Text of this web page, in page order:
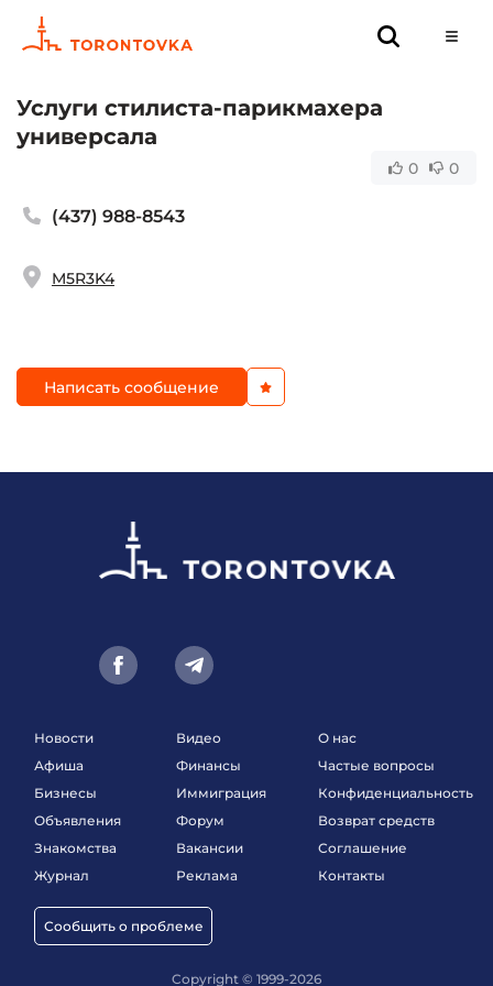
Услуги стилиста-парикмахера
универсала
0 0
(437) 988-8543
M5R3K4
Написать сообщение
Новости
Афиша
Бизнесы
Объявления
Знакомства
Журнал
Сообщить о проблеме
Видео
Финансы
Иммиграция
Форум
Вакансии
Реклама
О нас
Частые вопросы
Конфиденциальность
Возврат средств
Соглашение
Контакты
Copyright © 1999-2026